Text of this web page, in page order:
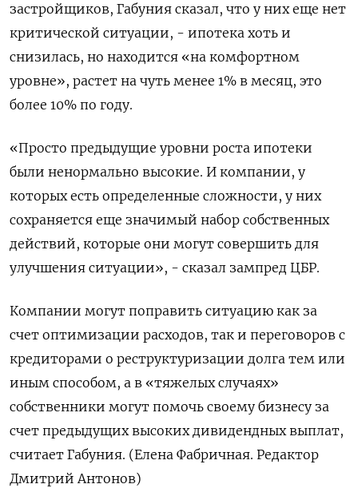
застройщиков, Габуния сказал, что у них еще нет
критической ситуации, - ипотека хоть и
снизилась, но находится «на комфортном
уровне», растет на чуть менее 1% в месяц, это
более 10% по году.
«Просто предыдущие уровни роста ипотеки
были ненормально высокие. И компании, у
которых есть определенные сложности, у них
сохраняется еще значимый набор собственных
действий, которые они могут совершить для
улучшения ситуации», - сказал зампред ЦБР.
Компании могут поправить ситуацию как за
счет оптимизации расходов, так и переговоров с
кредиторами о реструктуризации долга тем или
иным способом, а в «тяжелых случаях»
собственники могут помочь своему бизнесу за
счет предыдущих высоких дивидендных выплат,
считает Габуния. (Елена Фабричная. Редактор
Дмитрий Антонов)